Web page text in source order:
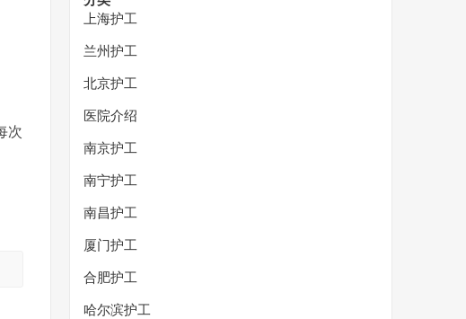
次
上海护工
兰州护工
北京护工
医院介绍
南京护工
南宁护工
南昌护工
厦门护工
合肥护工
哈尔滨护工